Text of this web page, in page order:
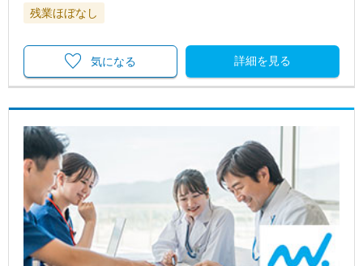
残業ほぼなし
詳細を見る
気になる